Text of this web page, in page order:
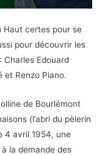
Haut certes pour se
pour découvrir les
Edouard
et Renzo Piano.
de Bourlémont
(l’abri du pèlerin
4 avril 1954, une
la demande des